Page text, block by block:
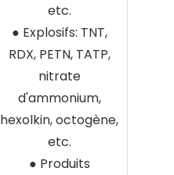
etc.
● Explosifs: TNT,
RDX, PETN, TATP,
nitrate
d'ammonium,
hexolkin, octogène,
etc.
● Produits